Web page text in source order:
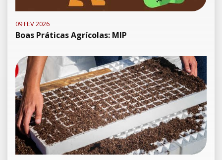
09 FEV 2026
Boas Práticas Agrícolas: MIP